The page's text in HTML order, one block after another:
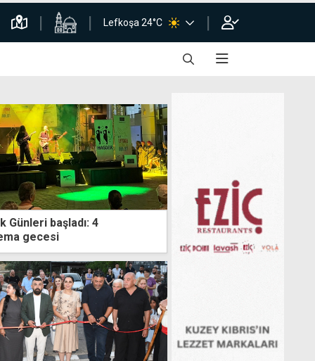
Lefkoşa 24°C
Günleri başladı: 4
gecesi